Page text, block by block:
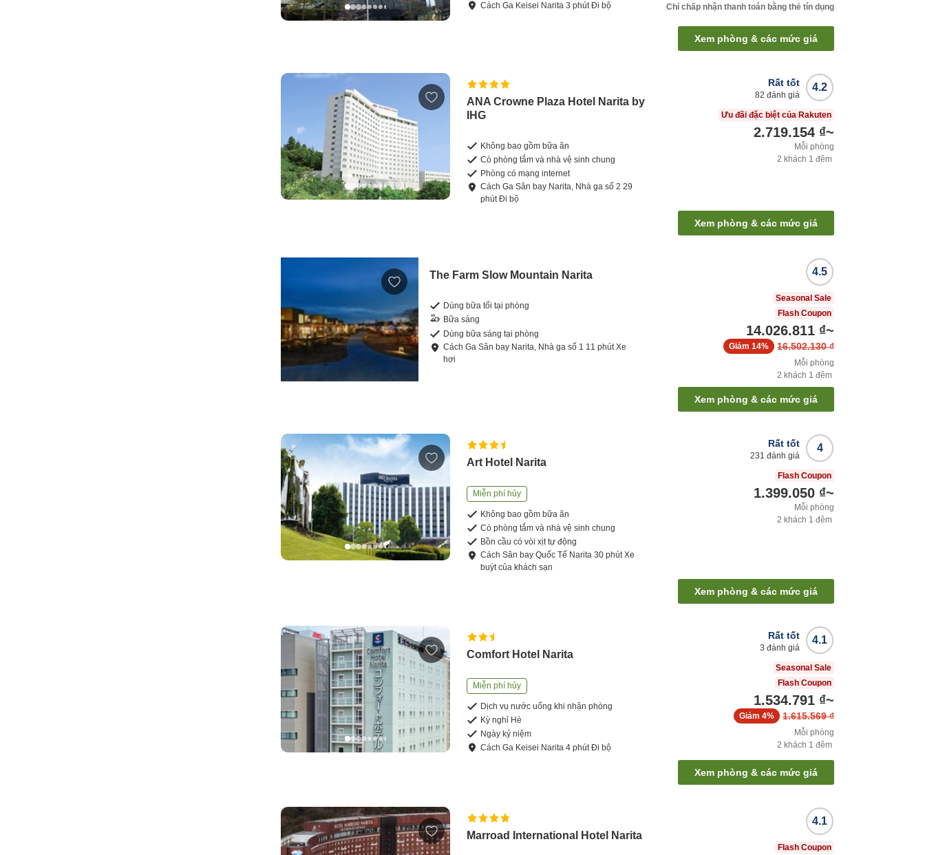
CáchGa Keisei Narita3 phútĐi bộ
Chỉ chấp nhận thanh toán bằng thẻ tín dụng
Xem phòng & các mức giá
ANA Crowne Plaza Hotel Narita by
IHG
Không bao gồm bữa ăn
Có phòng tắm và nhà vệ sinh chung
Phòng có mạng internet
CáchGa Sân bay Narita, Nhà ga số 229
phútĐi bộ
4.2
Rất tốt
82 đánh giá
Ưu đãi đặc biệt của Rakuten
2.719.154 ₫~
Mỗi phòng
2 khách 1 đêm
Xem phòng & các mức giá
The Farm Slow Mountain Narita
Dùng bữa tối tại phòng
Bữa sáng
Dùng bữa sáng tại phòng
CáchGa Sân bay Narita, Nhà ga số 1 11 phútXe
hơi
4.5
Seasonal Sale
Flash Coupon
14.026.811 ₫~
16.502.130 ₫
Giảm 14%
Mỗi phòng
2 khách 1 đêm
Xem phòng & các mức giá
Art Hotel Narita
Miễn phí hủy
Không bao gồm bữa ăn
Có phòng tắm và nhà vệ sinh chung
Bồn cầu có vòi xịt tự động
CáchSân bay Quốc Tế Narita 30 phútXe
buýt của khách sạn
4
Rất tốt
231 đánh giá
Flash Coupon
1.399.050 ₫~
Mỗi phòng
2 khách 1 đêm
Xem phòng & các mức giá
Comfort Hotel Narita
Miễn phí hủy
Dịch vụ nước uống khi nhận phòng
Kỳ nghỉ Hè
Ngày kỷ niệm
CáchGa Keisei Narita4 phútĐi bộ
4.1
Rất tốt
3 đánh giá
Seasonal Sale
Flash Coupon
1.534.791 ₫~
1.615.569 ₫
Giảm 4%
Mỗi phòng
2 khách 1 đêm
Xem phòng & các mức giá
Marroad International Hotel Narita
4.1
Flash Coupon